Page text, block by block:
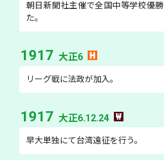
朝日新聞社主催で全国中等学校優
た。
1917 大正6
リーグ戦に法政が加入。
1917 大正6.12.24
早大単独にて台湾遠征を行う。